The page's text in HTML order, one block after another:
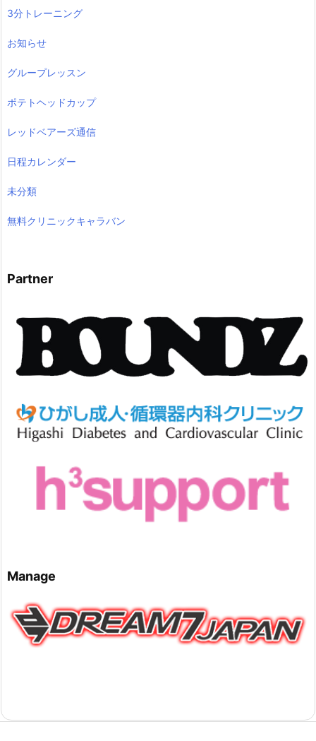
3分トレーニング
お知らせ
グループレッスン
ポテトヘッドカップ
レッドベアーズ通信
日程カレンダー
未分類
無料クリニックキャラバン
Partner
Manage